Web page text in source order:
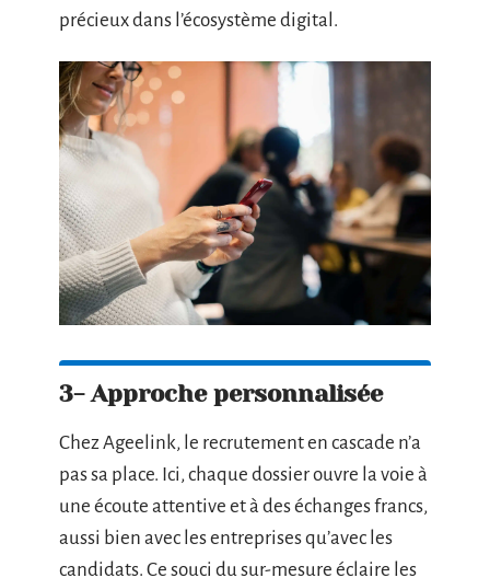
précieux dans l’écosystème digital.
3- Approche personnalisée
Chez Ageelink, le recrutement en cascade n’a
pas sa place. Ici, chaque dossier ouvre la voie à
une écoute attentive et à des échanges francs,
aussi bien avec les entreprises qu’avec les
candidats. Ce souci du sur-mesure éclaire les